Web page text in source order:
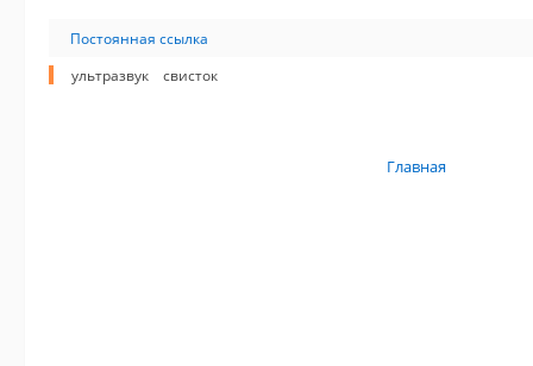
Постоянная ссылка
ультразвук
свисток
Главная